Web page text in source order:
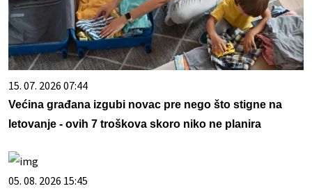
15. 07. 2026 07:44
Većina građana izgubi novac pre nego što stigne na
letovanje - ovih 7 troškova skoro niko ne planira
05. 08. 2026 15:45